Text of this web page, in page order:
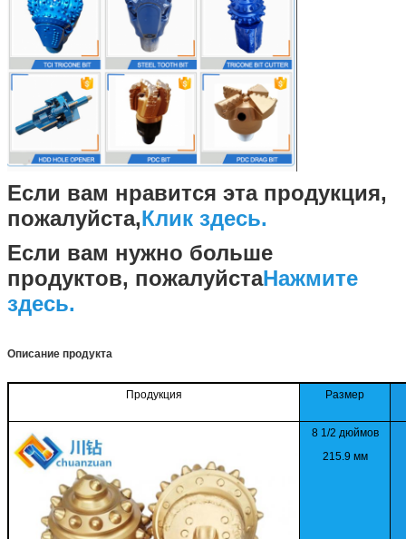
Если вам нравится эта продукция,
пожалуйста,Клик здесь.
Если вам нужно больше
продуктов, пожалуйстаНажмите
здесь.
Описание продукта
Продукция Размер
8 1/2 дюймов
215.9 мм